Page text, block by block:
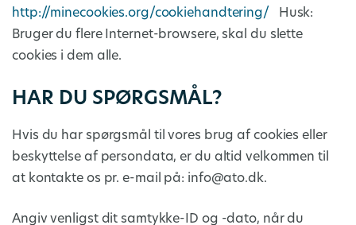
http://minecookies.org/cookiehandtering/
Husk:
Bruger du flere Internet-browsere, skal du slette
cookies i dem alle.
HAR DU SPØRGSMÅL?
Hvis du har spørgsmål til vores brug af cookies eller
beskyttelse af persondata, er du altid velkommen til
at kontakte os pr. e-mail på: info@ato.dk.
Angiv venligst dit samtykke-ID og -dato, når du